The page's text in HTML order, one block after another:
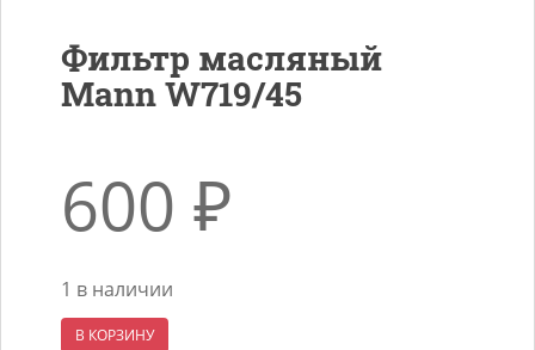
Фильтр масляный
Mann W719/45
600 ₽
1 в наличии
Количество
В КОРЗИНУ